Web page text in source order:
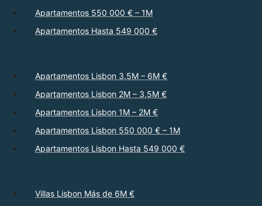
Apartamentos 550 000 € – 1M
Apartamentos Hasta 549 000 €
Apartamentos Lisbon 3,5M – 6M €
Apartamentos Lisbon 2M – 3,5M €
Apartamentos Lisbon 1M – 2M €
Apartamentos Lisbon 550 000 € – 1M
Apartamentos Lisbon Hasta 549 000 €
Villas Lisbon Más de 6M €